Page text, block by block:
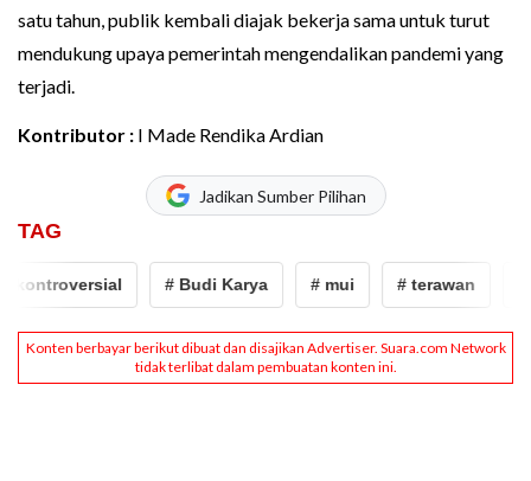
satu tahun, publik kembali diajak bekerja sama untuk turut
mendukung upaya pemerintah mengendalikan pandemi yang
terjadi.
Kontributor : I Made Rendika Ardian
Jadikan Sumber Pilihan
TAG
# Budi Karya # mui # terawan #